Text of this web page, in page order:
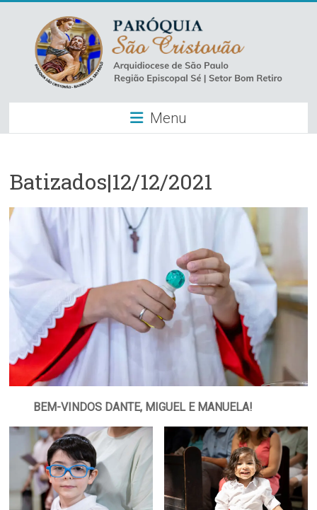
content
Paróquia
São
–
Luz
Arquidiocese
São
Paulo
–
Região
Episcopal
Sé
–
Setor
Retiro
Menu
Batizados|12/12/2021
BEM-VINDOS DANTE, MIGUEL E MANUELA!